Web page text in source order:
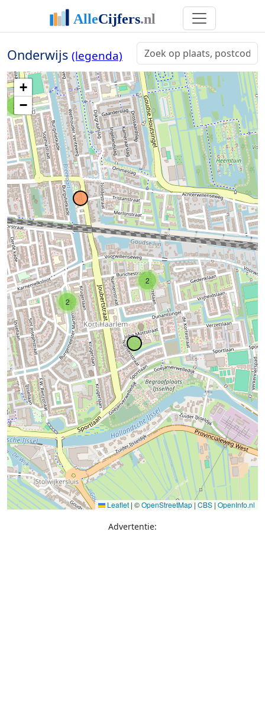
Onderwijs (legenda)
2
2
2
+
−
Leaflet | ©OpenStreetMap | CBS | OpenInfo.nl
Advertentie: